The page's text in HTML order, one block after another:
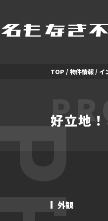
TOP / 物件情報 / イ
好立地
外観